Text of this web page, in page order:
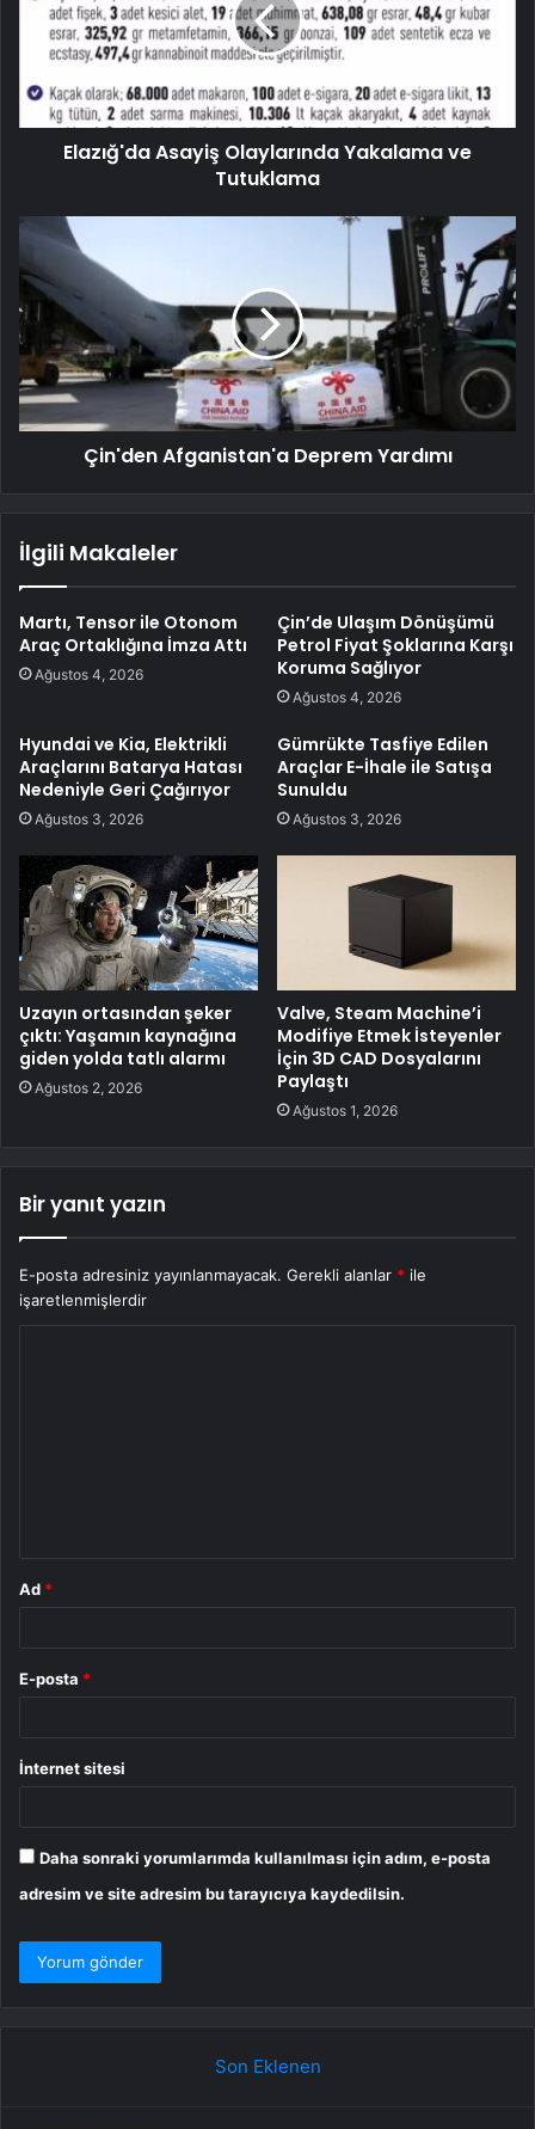
Elazığ'da Asayiş Olaylarında Yakalama ve
Tutuklama
Çin'den Afganistan'a Deprem Yardımı
İlgili Makaleler
Martı, Tensor ile Otonom
Araç Ortaklığına İmza Attı
Ağustos 4, 2026
Çin’de Ulaşım Dönüşümü
Petrol Fiyat Şoklarına Karşı
Koruma Sağlıyor
Ağustos 4, 2026
Hyundai ve Kia, Elektrikli
Araçlarını Batarya Hatası
Nedeniyle Geri Çağırıyor
Ağustos 3, 2026
Gümrükte Tasfiye Edilen
Araçlar E-İhale ile Satışa
Sunuldu
Ağustos 3, 2026
Uzayın ortasından şeker
çıktı: Yaşamın kaynağına
giden yolda tatlı alarmı
Ağustos 2, 2026
Valve, Steam Machine’i
Modifiye Etmek İsteyenler
İçin 3D CAD Dosyalarını
Paylaştı
Ağustos 1, 2026
Bir yanıt yazın
E-posta adresiniz yayınlanmayacak. Gerekli alanlar * ile
işaretlenmişlerdir
Ad *
E-posta *
İnternet sitesi
Daha sonraki yorumlarımda kullanılması için adım, e-posta
adresim ve site adresim bu tarayıcıya kaydedilsin.
Son Eklenen